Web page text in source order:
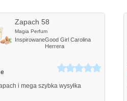
Zapach 58
Magia Perfum
InspirowaneGood Girl Carolina
Herrera
i mega szybka wysyłka